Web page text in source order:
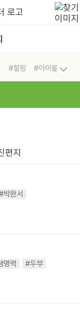
#힐링
#아이들
박완서
명력
#두부